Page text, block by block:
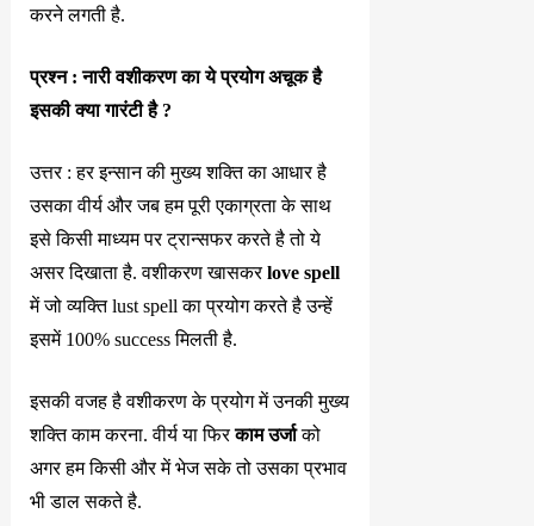
करने लगती है.
प्रश्न : नारी वशीकरण का ये प्रयोग अचूक है
इसकी क्या गारंटी है ?
उत्तर : हर इन्सान की मुख्य शक्ति का आधार है
उसका वीर्य और जब हम पूरी एकाग्रता के साथ
इसे किसी माध्यम पर ट्रान्सफर करते है तो ये
असर दिखाता है. वशीकरण खासकरlove spell
में जो व्यक्ति lust spell का प्रयोग करते है उन्हें
इसमें 100% success मिलती है.
इसकी वजह है वशीकरण के प्रयोग में उनकी मुख्य
शक्ति काम करना. वीर्य या फिरकाम उर्जाको
अगर हम किसी और में भेज सके तो उसका प्रभाव
भी डाल सकते है.